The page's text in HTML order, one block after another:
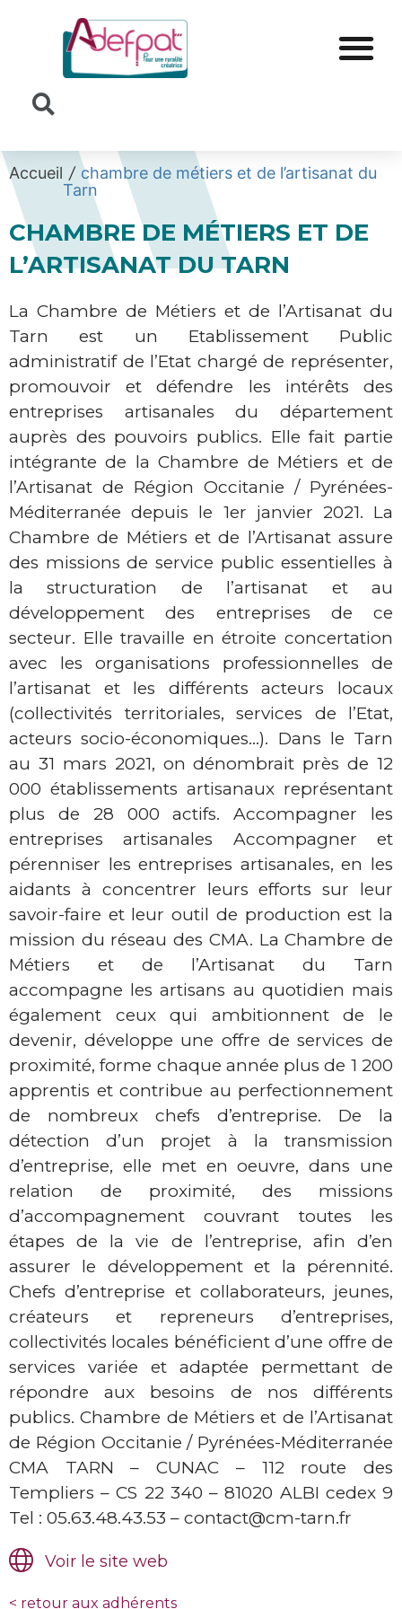
Accueil / chambre de métiers et de l’artisanat du
Tarn
CHAMBRE DE MÉTIERS ET DE
L’ARTISANAT DU TARN
La Chambre de Métiers et de l’Artisanat du
Tarn est un Etablissement Public
administratif de l’Etat chargé de représenter,
promouvoir et défendre les intérêts des
entreprises artisanales du département
auprès des pouvoirs publics. Elle fait partie
intégrante de la Chambre de Métiers et de
l’Artisanat de Région Occitanie / Pyrénées-
Méditerranée depuis le 1er janvier 2021. La
Chambre de Métiers et de l’Artisanat assure
des missions de service public essentielles à
la structuration de l’artisanat et au
développement des entreprises de ce
secteur. Elle travaille en étroite concertation
avec les organisations professionnelles de
l’artisanat et les différents acteurs locaux
(collectivités territoriales, services de l’Etat,
acteurs socio-économiques…). Dans le Tarn
au 31 mars 2021, on dénombrait près de 12
000 établissements artisanaux représentant
plus de 28 000 actifs. Accompagner les
entreprises artisanales Accompagner et
pérenniser les entreprises artisanales, en les
aidants à concentrer leurs efforts sur leur
savoir-faire et leur outil de production est la
mission du réseau des CMA. La Chambre de
Métiers et de l’Artisanat du Tarn
accompagne les artisans au quotidien mais
également ceux qui ambitionnent de le
devenir, développe une offre de services de
proximité, forme chaque année plus de 1 200
apprentis et contribue au perfectionnement
de nombreux chefs d’entreprise. De la
détection d’un projet à la transmission
d’entreprise, elle met en oeuvre, dans une
relation de proximité, des missions
d’accompagnement couvrant toutes les
étapes de la vie de l’entreprise, afin d’en
assurer le développement et la pérennité.
Chefs d’entreprise et collaborateurs, jeunes,
créateurs et repreneurs d’entreprises,
collectivités locales bénéficient d’une offre de
services variée et adaptée permettant de
répondre aux besoins de nos différents
publics. Chambre de Métiers et de l’Artisanat
de Région Occitanie / Pyrénées-Méditerranée
CMA TARN – CUNAC – 112 route des
Templiers – CS 22 340 – 81020 ALBI cedex 9
Tel : 05.63.48.43.53 – contact@cm-tarn.fr
Voir le site web
< retour aux adhérents